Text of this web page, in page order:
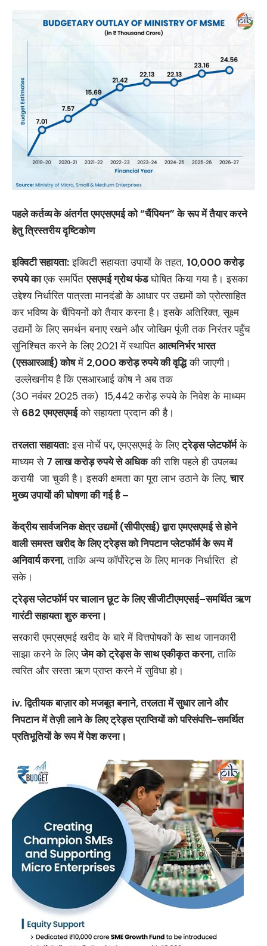
पहले कर्तव्यके अंतर्गत एमएसएमई को “चैंपियन” के रूप में तैयार करने
हेतु त्रिस्तरीय दृष्टिकोण
इक्विटी सहायता:इक्विटी सहायता उपायों के तहत, 10,000करोड़
रुपये काएक समर्पितएसएमई ग्रोथ फंडघोषित किया गया है। इसका
उद्देश्य निर्धारित पात्रता मानदंडों के आधार पर उद्यमों को प्रोत्साहित
कर भविष्य के चैंपियनों को तैयार करना है। इसके अतिरिक्त, सूक्ष्म
उद्यमों के लिए समर्थन बनाए रखने और जोखिम पूंजी तक निरंतर पहुँच
सुनिश्चित करने के लिए 2021 में स्थापित आत्मनिर्भर भारत
(एसआरआई)कोषमें 2,000करोड़ रुपये की वृद्धिकी जाएगी।
उल्लेखनीय है कि एसआरआई कोष ने अब तक
(30 नवंबर 2025 तक) 15,442 करोड़ रुपये के निवेश के माध्यम
से 682एमएसएमईको सहायता प्रदान की है।
तरलता सहायता:इस मोर्चे पर,एमएसएमई के लिएट्रेड्स प्लेटफॉर्मके
माध्‍यम से 7लाख करोड़ रुपये से अधिककी राशि पहले ही उपलब्‍ध
करायी जा चुकी है। इसकी क्षमता का पूरा लाभ उठाने के लिए,चार
मुख्य उपायों की घोषणा की गई है –
केंद्रीय सार्वजनिक क्षेत्र उद्यमों (सीपीएसई) द्वारा एमएसएमई से होने
वाली समस्‍त खरीद के लिए ट्रेड्स को निपटान प्लेटफॉर्म के रूप में
अनिवार्य करना, ताकि अन्य कॉर्पोरेट्स के लिए मानक निर्धारित हो
सके।
ट्रेड्सप्लेटफॉर्म पर चालान छूट के लिए सीजीटीएमएसई–समर्थित ऋण
गारंटी सहायता शुरु करना।
सरकारी एमएसएमई खरीद के बारे में वित्तपोषकों के साथ जानकारी
साझा करने के लिएजेमको ट्रेड्सके साथ एकीकृत करना,ताकि
त्‍वरित और सस्‍ता ऋण प्राप्त करने में सुविधा हो।
iv.द्वितीयक बाज़ार को मजबूत बनाने, तरलता में सुधार लाने और
निपटान में तेज़ी लाने के लिए ट्रेड्सप्राप्तियों को परिसंपत्ति-समर्थित
प्रतिभूतियों के रूप में पेश करना।